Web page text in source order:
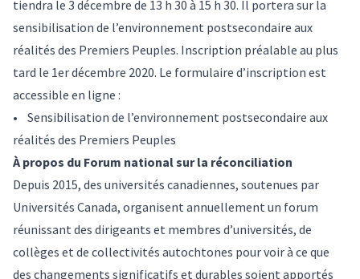
tiendra le 3 décembre de 13 h 30 à 15 h 30. Il portera sur la
sensibilisation de l’environnement postsecondaire aux
réalités des Premiers Peuples. Inscription préalable au plus
tard le 1er décembre 2020. Le formulaire d’inscription est
accessible en ligne :
• Sensibilisation de l’environnement postsecondaire aux
réalités des Premiers Peuples
À propos du Forum national sur la réconciliation
Depuis 2015, des universités canadiennes, soutenues par
Universités Canada, organisent annuellement un forum
réunissant des dirigeants et membres d’universités, de
collèges et de collectivités autochtones pour voir à ce que
des changements significatifs et durables soient apportés